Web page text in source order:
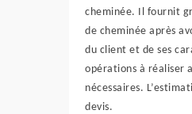
cheminée. Il fournit
de cheminée après
du client et de ses
opérations à réaliser
nécessaires.
devis.